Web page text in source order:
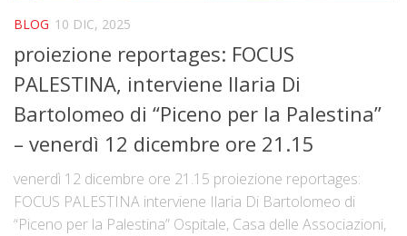
BLOG 10 DIC, 2025
proiezione reportages: FOCUS
PALESTINA, interviene Ilaria Di
Bartolomeo di “Piceno per la Palestina”
– venerdì 12 dicembre ore 21.15
venerdì 12 dicembre ore 21.15 proiezione reportages:
FOCUS PALESTINA interviene Ilaria Di Bartolomeo di
“Piceno per la Palestina” Ospitale, Casa delle Associazioni,